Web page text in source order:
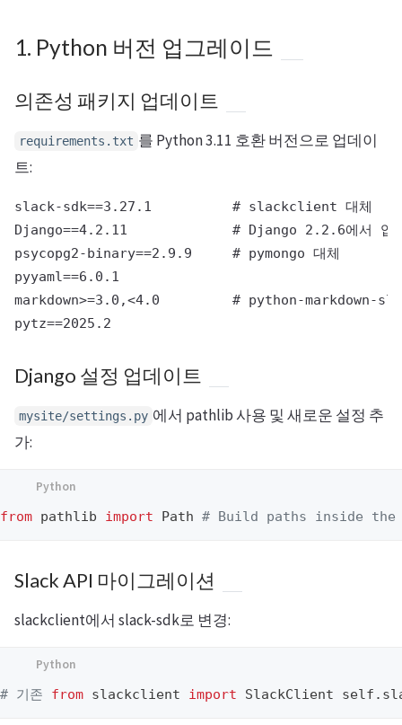
1. Python 버전 업그레이드
의존성 패키지 업데이트
requirements.txt 를 Python 3.11 호환 버전으로 업데이
트:
slack-sdk==3.27.1          # slackclient 대체
Django==4.2.11             # Django 2.2.6에서 업그
psycopg2-binary==2.9.9     # pymongo 대체
pyyaml==6.0.1
markdown>=3.0,<4.0         # python-markdown-
Django 설정 업데이트
mysite/settings.py 에서 pathlib 사용 및 새로운 설정 추
가:
from pathlib import Path # Build paths inside
Slack API 마이그레이션
slackclient에서 slack-sdk로 변경:
# 기존 from slackclient import SlackClient self .